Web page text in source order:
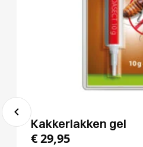
Kakkerlakken gel
€29,95